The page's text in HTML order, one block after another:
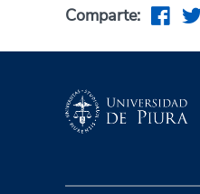
Comparte: